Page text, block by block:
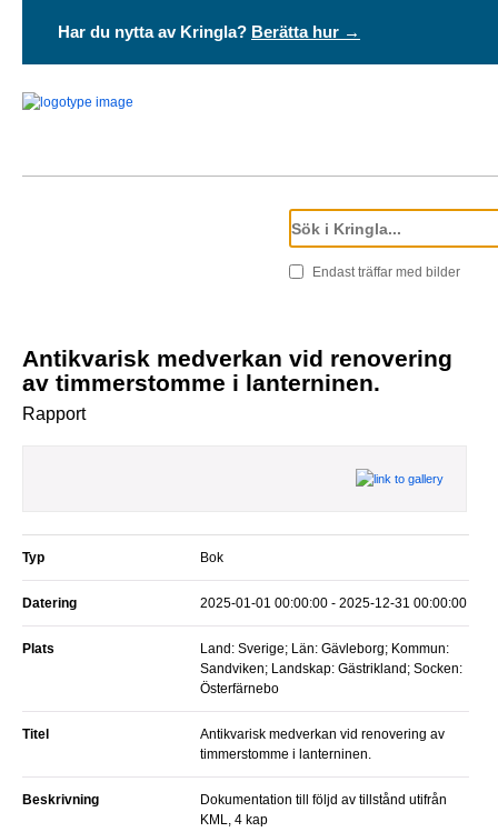
Har du nytta av Kringla? Berätta hur →
Endast träffar med bilder
Antikvarisk medverkan vid renovering
av timmerstomme i lanterninen.
Rapport
Typ Bok
Datering 2025-01-01 00:00:00 - 2025-12-31 00:00:00
Plats
Land: Sverige; Län: Gävleborg; Kommun:
Sandviken; Landskap: Gästrikland; Socken:
Österfärnebo
Titel
Antikvarisk medverkan vid renovering av
timmerstomme i lanterninen.
Beskrivning
Dokumentation till följd av tillstånd utifrån
KML, 4 kap